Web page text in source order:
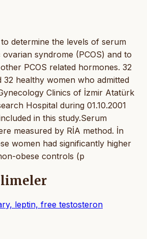
determine the levels of serum
syndrome (PCOS) and to
PCOS related hormones. 32
32 healthy women who admitted
Clinics of İzmir Atatürk
Hospital during 01.10.2001
in this study.Serum
measured by RİA method. İn
women had significantly higher
obese controls (p
leptin, free testosteron